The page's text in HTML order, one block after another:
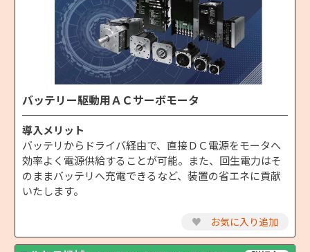
バッテリー駆動用ＡＣサーボモータ
導入メリット
バッテリからドライバ経由で、直接ＤＣ電源をモータへ
効率よく電源供給することが可能。また、回生電力はそ
のままバッテリへ充電できるなど、装置の省エネに貢献
いたします。
♥ お気に入り追加